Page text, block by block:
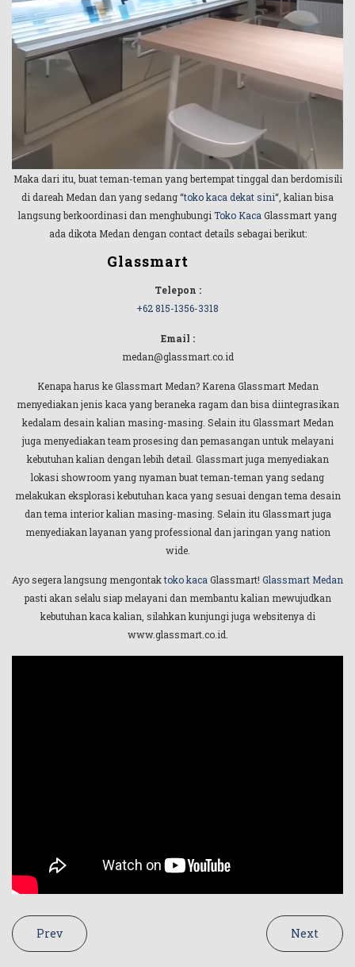
Maka dari itu, buat teman-teman yang bertempat tinggal dan berdomisili
di dareah Medan dan yang sedang “toko kaca dekat sini“, kalian bisa
langsung berkoordinasi dan menghubungi Toko Kaca Glassmart yang
ada dikota Medan dengan contact details sebagai berikut:
Glassmart
Telepon :
+62 815-1356-3318
Email :
medan@glassmart.co.id
Kenapa harus ke Glassmart Medan? Karena Glassmart Medan
menyediakan jenis kaca yang beraneka ragam dan bisa diintegrasikan
kedalam desain kalian masing-masing. Selain itu Glassmart Medan
juga menyediakan team prosesing dan pemasangan untuk melayani
kebutuhan kalian dengan lebih detail. Glassmart juga menyediakan
lokasi showroom yang nyaman buat teman-teman yang sedang
melakukan eksplorasi kebutuhan kaca yang sesuai dengan tema desain
dan tema interior kalian masing-masing. Selain itu Glassmart juga
menyediakan layanan yang professional dan jaringan yang nation
wide.
Ayo segera langsung mengontaktoko kacaGlassmart! Glassmart Medan
pasti akan selalu siap melayani dan membantu kalian mewujudkan
kebutuhan kaca kalian, silahkan kunjungi juga websitenya di
www.glassmart.co.id.
Prev Next